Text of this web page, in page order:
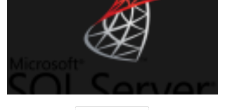
base con SQLCLR (C#)
18 min de lectura